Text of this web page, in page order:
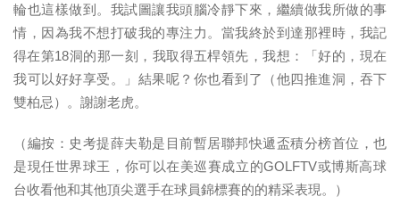
輪也這樣做到。我試圖讓我頭腦冷靜下來，繼續做我所做的事
情，因為我不想打破我的專注力。當我終於到達那裡時，我記
得在第18洞的那一刻，我取得五桿領先，我想：「好的，現在
我可以好好享受。」結果呢？你也看到了（他四推進洞，吞下
雙柏忌）。謝謝老虎。
（編按：史考提薛夫勒是目前暫居聯邦快遞盃積分榜首位，也
是現任世界球王，你可以在美巡賽成立的GOLFTV或博斯高球
台收看他和其他頂尖選手在球員錦標賽的的精采表現。）